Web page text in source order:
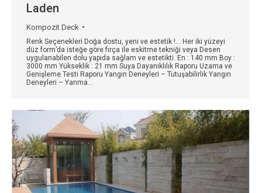
Laden
Kompozit Deck
Renk Seçenekleri Doğa dostu, yeni ve estetik !… Her iki yüzeyi
düz form’da isteğe göre fırça ile eskitme tekniği veya Desen
uygulanabilen dolu yapıda sağlam ve estetikti. En : 140 mm Boy :
3000 mm Yükseklik : 21 mm Suya Dayanıklılık Raporu Uzama ve
Genişleme Testi Raporu Yangın Deneyleri – Tutuşabilirlik Yangın
Deneyleri – Yanma…